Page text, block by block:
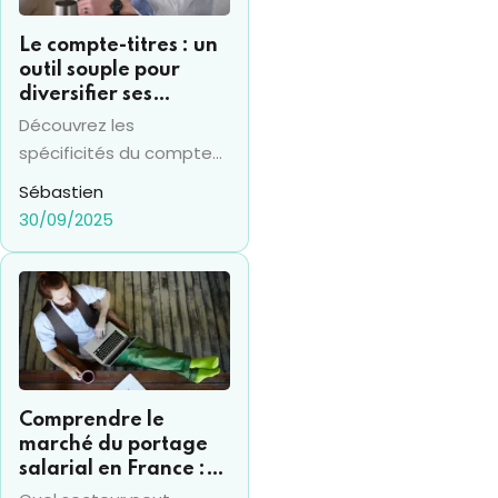
Le compte-titres : un
outil souple pour
diversifier ses
investissements
financiers
Découvrez les
spécificités du compte
titres en 2025 et sa
différence avec le PEA,
Sébastien
30/09/2025
Comprendre le
marché du portage
salarial en France :
chiffres clés et